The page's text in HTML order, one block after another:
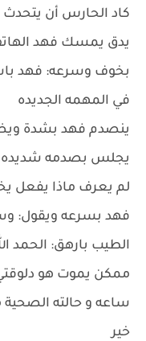
كاد الحارس أن
يدق يمسك فهد
بخوف وسرعه: فهد
في المهمه الجديده
ينصدم فهد بشدة
يجلس بصدمه شديده
لم يعرف ماذا يفعل
فهد بسرعه ويقول:
الطيب بارهق: الحمد
ممكن يموت هو
ساعه و حالته
خير